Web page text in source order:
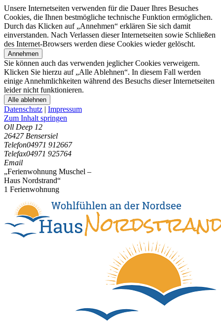
Unsere Internetseiten verwenden für die Dauer Ihres Besuches
Cookies, die Ihnen bestmögliche technische Funktion ermöglichen.
Durch das Klicken auf „Annehmen“ erklären Sie sich damit
einverstanden. Nach Verlassen dieser Internetseiten sowie Schließen
des Internet-Browsers werden diese Cookies wieder gelöscht.
Annehmen
Sie können auch das verwenden jeglicher Cookies verweigern.
Klicken Sie hierzu auf „Alle Ablehnen“. In diesem Fall werden
einige Annehmlichkeiten während des Besuchs dieser Internetseiten
leider nicht funktionieren.
Alle ablehnen
Datenschutz | Impressum
Zum Inhalt springen
Oll Deep 12
26427 Bensersiel
Telefon04971 912667
Telefax04971 925764
Email
„Ferienwohnung Muschel –
Haus Nordstrand“
1 Ferienwohnung